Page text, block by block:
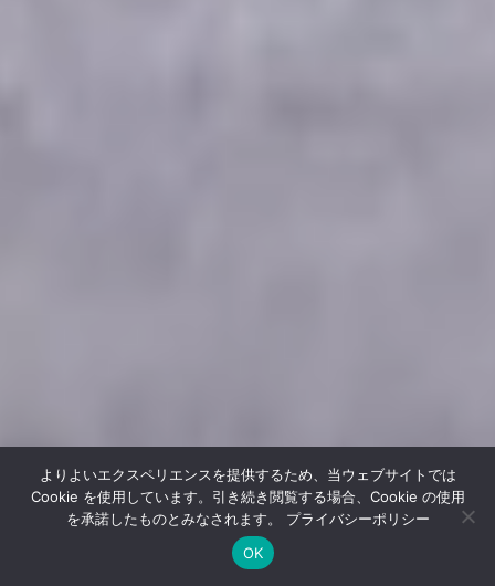
よりよいエクスペリエンスを提供するため、当ウェブサイトでは
Cookie を使用しています。引き続き閲覧する場合、Cookie の使用
を承諾したものとみなされます。 プライバシーポリシー
OK